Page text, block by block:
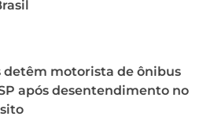
detêm motorista de ônibus
após desentendimento no